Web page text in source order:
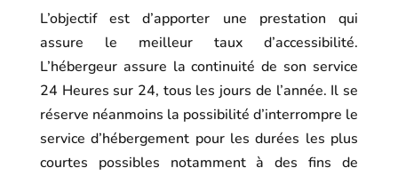
L’objectif est d’apporter une prestation qui
assure le meilleur taux d’accessibilité.
L’hébergeur assure la continuité de son service
24 Heures sur 24, tous les jours de l’année. Il se
réserve néanmoins la possibilité d’interrompre le
service d’hébergement pour les durées les plus
courtes possibles notamment à des fins de